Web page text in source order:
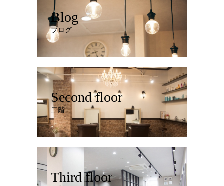
Blog
ブログ
Second floor
二階
Third floor